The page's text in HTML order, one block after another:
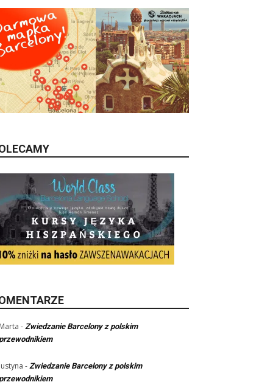
- Zwiedzanie Barcelony z polskim
- Zwiedzanie Barcelony z polskim